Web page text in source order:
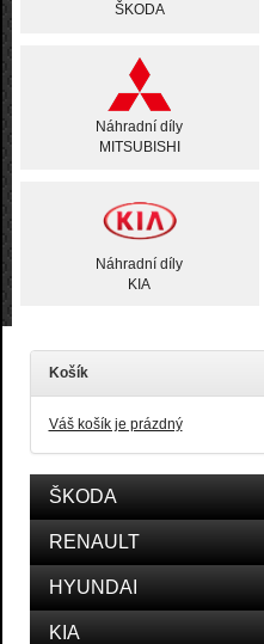
ŠKODA
Náhradní díly
MITSUBISHI
Náhradní díly
KIA
Košík
Váš košík je prázdný
ŠKODA
RENAULT
HYUNDAI
KIA